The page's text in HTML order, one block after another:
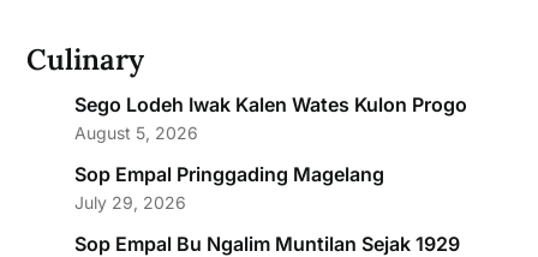
Culinary
Sego Lodeh Iwak Kalen Wates Kulon Progo
August 5, 2026
Sop Empal Pringgading Magelang
July 29, 2026
Sop Empal Bu Ngalim Muntilan Sejak 1929